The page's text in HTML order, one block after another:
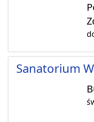
Sanatorium